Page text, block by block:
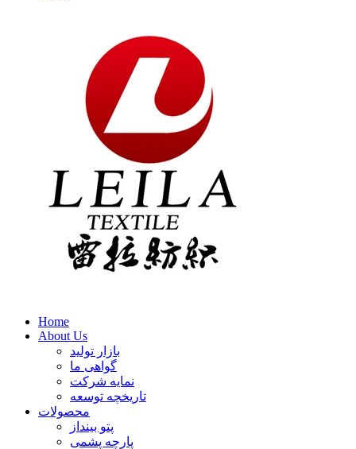
Home
About Us
بازار تولید
گواهی ما
نمایه شرکت
تاریخچه توسعه
محصولات
پتو بینداز
پارچه پشمی